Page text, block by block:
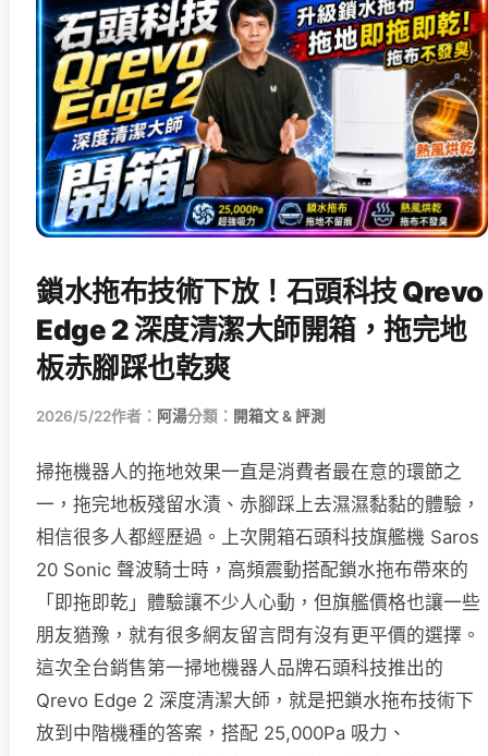
鎖水拖布技術下放！石頭科技 Qrevo
Edge 2 深度清潔大師開箱，拖完地
板赤腳踩也乾爽
2026/5/22作者： 阿湯分類： 開箱文 & 評測
掃拖機器人的拖地效果一直是消費者最在意的環節之
一，拖完地板殘留水漬、赤腳踩上去濕濕黏黏的體驗，
相信很多人都經歷過。上次開箱石頭科技旗艦機 Saros
20 Sonic 聲波騎士時，高頻震動搭配鎖水拖布帶來的
「即拖即乾」體驗讓不少人心動，但旗艦價格也讓一些
朋友猶豫，就有很多網友留言問有沒有更平價的選擇。
這次全台銷售第一掃地機器人品牌石頭科技推出的
Qrevo Edge 2 深度清潔大師，就是把鎖水拖布技術下
放到中階機種的答案，搭配 25,000Pa 吸力、